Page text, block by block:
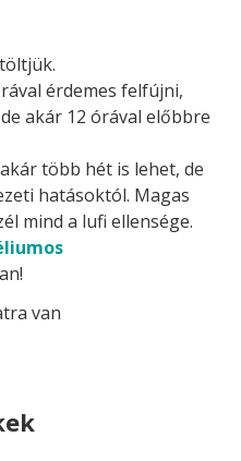
érdemes felfújni,
akár 12 órával előbbre
több hét is lehet, de
hatásoktól. Magas
mind a lufi ellensége.
van